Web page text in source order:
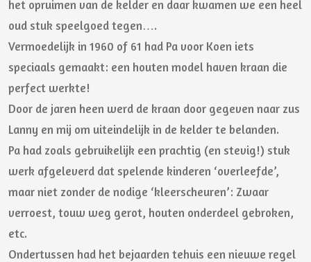
het opruimen van de kelder en daar kwamen we een heel
oud stuk speelgoed tegen….
Vermoedelijk in 1960 of 61 had Pa voor Koen iets
speciaals gemaakt: een houten model haven kraan die
perfect werkte!
Door de jaren heen werd de kraan door gegeven naar zus
Lanny en mij om uiteindelijk in de kelder te belanden.
Pa had zoals gebruikelijk een prachtig (en stevig!) stuk
werk afgeleverd dat spelende kinderen ‘overleefde’,
maar niet zonder de nodige ‘kleerscheuren’: Zwaar
verroest, touw weg gerot, houten onderdeel gebroken,
etc.
Ondertussen had het bejaarden tehuis een nieuwe regel